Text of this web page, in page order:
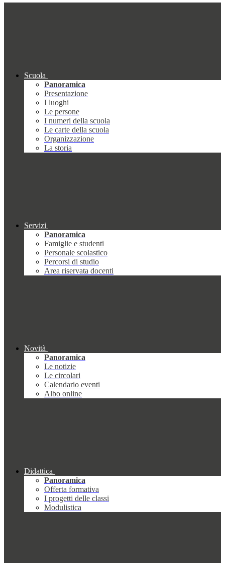
Scuola
Panoramica
Presentazione
I luoghi
Le persone
I numeri della scuola
Le carte della scuola
Organizzazione
La storia
Servizi
Panoramica
Famiglie e studenti
Personale scolastico
Percorsi di studio
Area riservata docenti
Novità
Panoramica
Le notizie
Le circolari
Calendario eventi
Albo online
Didattica
Panoramica
Offerta formativa
I progetti delle classi
Modulistica